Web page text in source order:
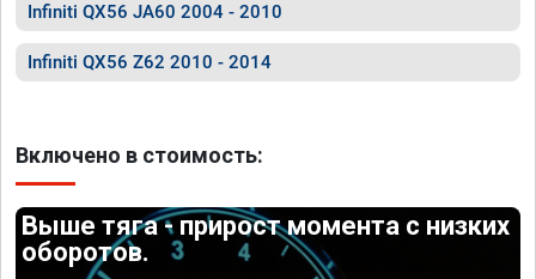
Infiniti QX56 JA60 2004 - 2010
Infiniti QX56 Z62 2010 - 2014
Включено в стоимость:
Выше тяга - прирост момента с низких
оборотов.